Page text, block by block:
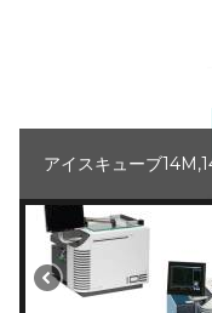
アイスキューブ